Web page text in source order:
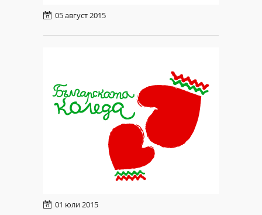
05 август 2015
Обява за набиране на оферти за
01 юли 2015